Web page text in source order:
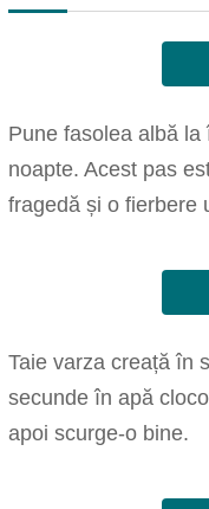
Pune fasolea albă
noapte. Acest pas
fragedă și o fierbere
Taie varza creață în
secunde în apă
apoi scurge-o bine.